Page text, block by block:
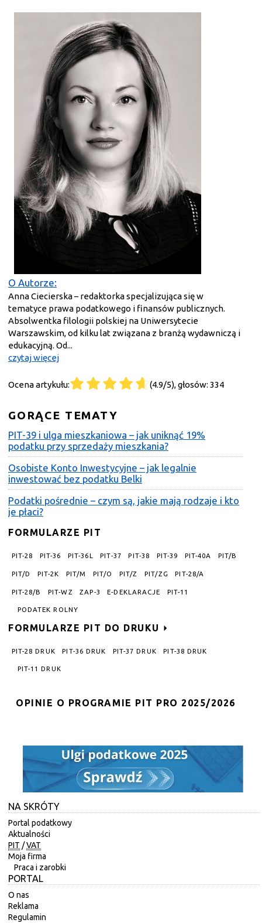
O Autorze:
Anna Ciecierska – redaktorka specjalizująca się w
tematyce prawa podatkowego i finansów publicznych.
Absolwentka filologii polskiej na Uniwersytecie
Warszawskim, od kilku lat związana z branżą wydawniczą i
edukacyjną. Od...
czytaj więcej
Ocena artykułu: (4.9/5), głosów: 334
GORĄCE TEMATY
PIT-39 i ulga mieszkaniowa – jak uniknąć 19%
podatku przy sprzedaży mieszkania?
Osobiste Konto Inwestycyjne – jak legalnie
inwestować bez podatku Belki
Podatki pośrednie – czym są, jakie mają rodzaje i kto
je płaci?
FORMULARZE PIT
PIT-28 PIT-36 PIT-36L PIT-37 PIT-38 PIT-39 PIT-40A PIT/B
PIT/D PIT-2K PIT/M PIT/O PIT/Z PIT/ZG PIT-28/A
PIT-28/B PIT-WZ ZAP-3 E-DEKLARACJE PIT-11
PODATEK ROLNY
FORMULARZE PIT DO DRUKU
PIT-28 DRUK PIT-36 DRUK PIT-37 DRUK PIT-38 DRUK
PIT-11 DRUK
OPINIE O PROGRAMIE PIT PRO 2025/2026
NA SKRÓTY
Portal podatkowy
Aktualności
PIT /VAT
Moja firma
Praca i zarobki
PORTAL
O nas
Reklama
Regulamin